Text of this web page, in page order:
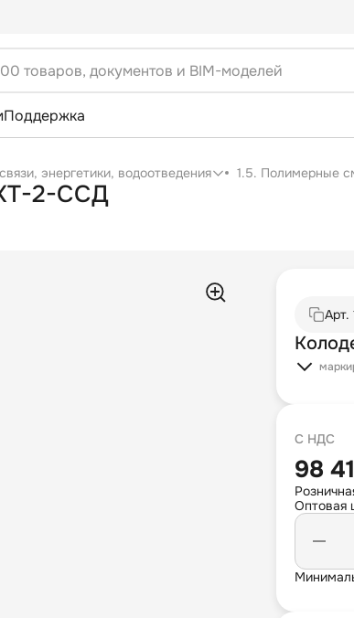
Поддержка
энергетики, водоотведения 1.5. Полимерные
2-ССД
Арт.
С НДС
98
Оптовая